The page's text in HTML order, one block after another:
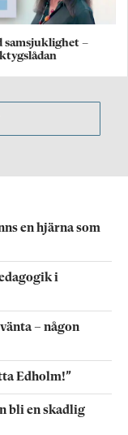
samsjuklighet –
en hjärna som
i
– någon
Edholm!”
bli en skadlig